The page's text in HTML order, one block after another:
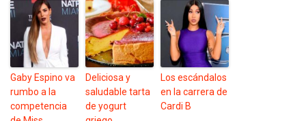
Gaby Espino va
rumbo a la
competencia
Deliciosa y
saludable tarta
de yogurt
Los escándalos
en la carrera de
Cardi B